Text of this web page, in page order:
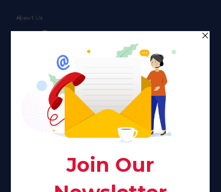
About Us
Faith plays a major role in the lives of many Americans. Many
find faith to be a connection to a spiritual being, deity or
creator. Unfortunately for many Americans living with HIV,
faith communities can turn from a place of refuge to a source
of stigma and turmoil.